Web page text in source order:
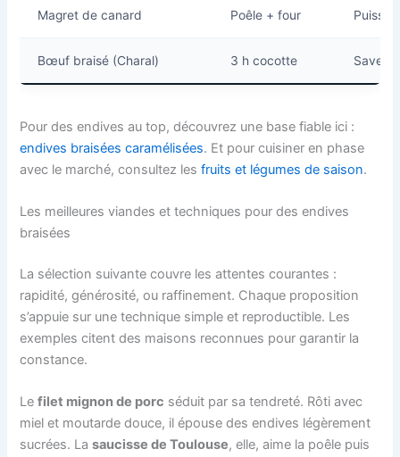
Magret de canard Poêle + four
Bœuf braisé (Charal) 3 h cocotte Saveur
Pour des endives au top, découvrez une base fiable ici :
endives braisées caramélisées. Et pour cuisiner en phase
avec le marché, consultez lesfruits et légumes de saison.
Les meilleures viandes et techniques pour des endives
braisées
La sélection suivante couvre les attentes courantes :
rapidité, générosité, ou raffinement. Chaque proposition
s’appuie sur une technique simple et reproductible. Les
exemples citent des maisons reconnues pour garantir la
constance.
Lefilet mignon de porc séduit par sa tendreté. Rôti avec
miel et moutarde douce, il épouse des endives légèrement
sucrées. Lasaucisse de Toulouse, elle, aime la poêle puis